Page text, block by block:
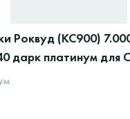
Роквуд (КС900)
дарк платинум для